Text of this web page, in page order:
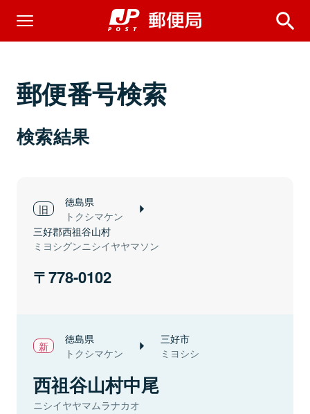
郵便番号検索
検索結果
徳島県
トクシマケン
三好郡西祖谷山村
ミヨシグンニシイヤヤマソン
778-0102
徳島県
トクシマケン
三好市
ミヨシシ
西祖谷山村中尾
ニシイヤヤマムラナカオ